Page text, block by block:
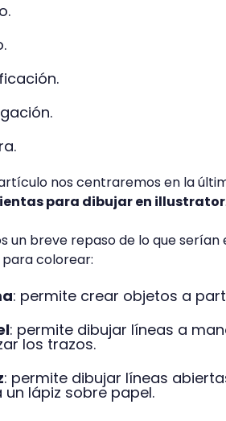
nos centraremos en la
para dibujar en illustrator.
un breve repaso de lo que
colorear:
: permite crear objetos a
: permite dibujar líneas a
los trazos.
: permite dibujar líneas
un lápiz sobre papel.